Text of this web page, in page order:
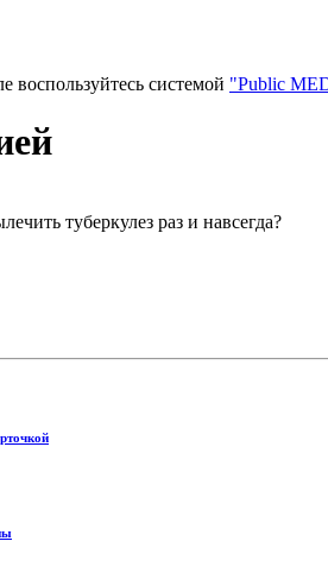
системой "Public
туберкулез раз и навсегда?